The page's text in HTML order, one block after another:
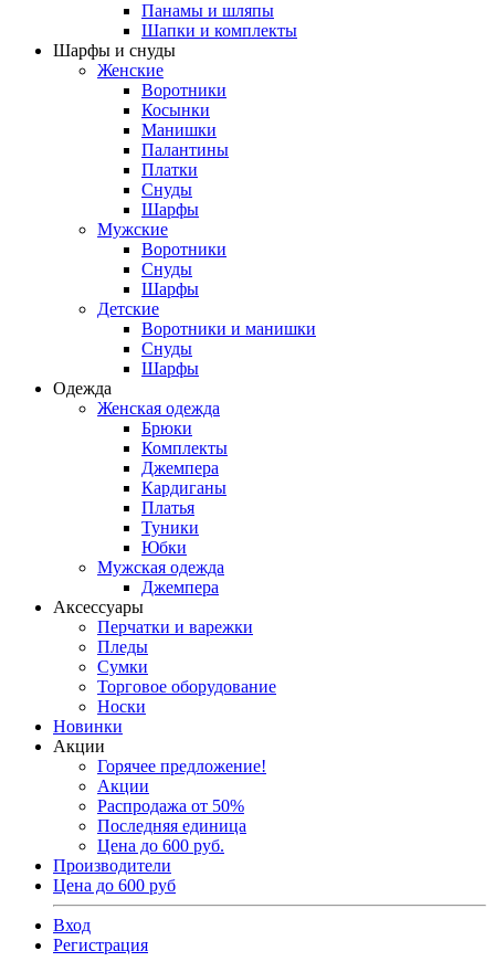
Панамы и шляпы
Шапки и комплекты
Шарфы и снуды
Женские
Воротники
Косынки
Манишки
Палантины
Платки
Снуды
Шарфы
Мужские
Воротники
Снуды
Шарфы
Детские
Воротники и манишки
Снуды
Шарфы
Одежда
Женская одежда
Брюки
Комплекты
Джемпера
Кардиганы
Платья
Туники
Юбки
Мужская одежда
Джемпера
Аксессуары
Перчатки и варежки
Пледы
Сумки
Торговое оборудование
Носки
Новинки
Акции
Горячее предложение!
Акции
Распродажа от 50%
Последняя единица
Цена до 600 руб.
Производители
Цена до 600 руб
Вход
Регистрация